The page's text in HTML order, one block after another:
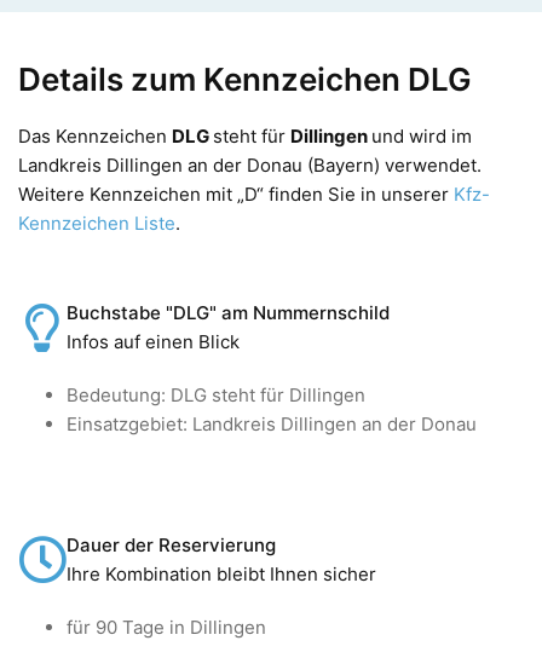
Details zum Kennzeichen DLG
Das Kennzeichen DLG steht für Dillingen und wird im
Landkreis Dillingen an der Donau (Bayern) verwendet.
Weitere Kennzeichen mit „D“ finden Sie in unserer Kfz-
Kennzeichen Liste.
Buchstabe "DLG" am Nummernschild
Infos auf einen Blick
Bedeutung: DLG steht für Dillingen
Einsatzgebiet: Landkreis Dillingen an der Donau
Dauer der Reservierung
Ihre Kombination bleibt Ihnen sicher
für 90 Tage in Dillingen